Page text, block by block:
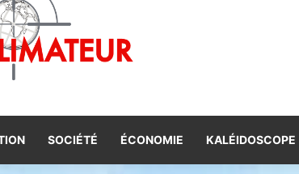
SOCIÉTÉ ÉCONOMIE KALÉIDOSCOPE